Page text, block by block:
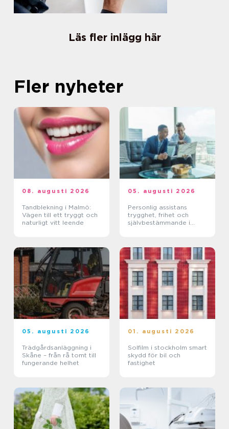
Läs fler inlägg här
Fler nyheter
08. augusti 2026
Tandblekning i Malmö:
Vägen till ett tryggt och
naturligt vitt leende
05. augusti 2026
Personlig assistans
trygghet, frihet och
självbestämmande i
05. augusti 2026
Trädgårdsanläggning i
Skåne – från rå tomt till
fungerande helhet
01. augusti 2026
Solfilm i stockholm smart
skydd för bil och
fastighet